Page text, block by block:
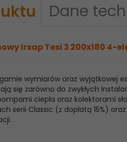
Dane
Irsap Tesi 3 200x180 4-
gamie wymiarów oraz
się zarówno do zwykłych
ciepła oraz kolektorami
serii Classic (z dopłatą 15%)
.
Irsap Tesi 3
200